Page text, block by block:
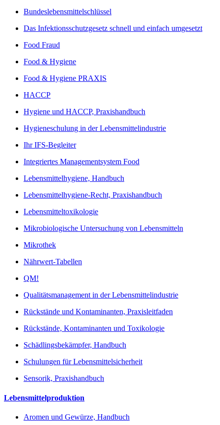
Bundeslebensmittelschlüssel
Das Infektionsschutzgesetz schnell und einfach umgesetzt
Food Fraud
Food & Hygiene
Food & Hygiene PRAXIS
HACCP
Hygiene und HACCP, Praxishandbuch
Hygieneschulung in der Lebensmittelindustrie
Ihr IFS-Begleiter
Integriertes Managementsystem Food
Lebensmittelhygiene, Handbuch
Lebensmittelhygiene-Recht, Praxishandbuch
Lebensmitteltoxikologie
Mikrobiologische Untersuchung von Lebensmitteln
Mikrothek
Nährwert-Tabellen
QM!
Qualitätsmanagement in der Lebensmittelindustrie
Rückstände und Kontaminanten, Praxisleitfaden
Rückstände, Kontaminanten und Toxikologie
Schädlingsbekämpfer, Handbuch
Schulungen für Lebensmittelsicherheit
Sensorik, Praxishandbuch
Lebensmittelproduktion
Aromen und Gewürze, Handbuch